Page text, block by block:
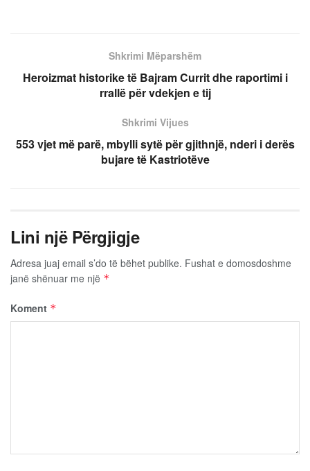
Shkrimi Mëparshëm
Heroizmat historike të Bajram Currit dhe raportimi i
rrallë për vdekjen e tij
Shkrimi Vijues
553 vjet më parë, mbylli sytë për gjithnjë, nderi i derës
bujare të Kastriotëve
Lini një Përgjigje
Adresa juaj email s’do të bëhet publike. Fushat e domosdoshme
janë shënuar me një *
Koment *